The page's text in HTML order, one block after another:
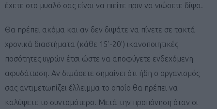
έχετε στο μυαλό σας είναι να πιείτε πριν να νιώσετε δίψα.
Θα πρέπει ακόμα και αν δεν διψάτε να πίνετε σε τακτά
χρονικά διαστήματα (κάθε 15’-20’) ικανοποιητικές
ποσότητες υγρών έτσι ώστε να αποφύγετε ενδεχόμενη
αφυδάτωση. Αν διψάσετε σημαίνει ότι ήδη ο οργανισμός
σας αντιμετωπίζει έλλειμμα το οποίο θα πρέπει να
καλύψετε το συντομότερο. Μετά την προπόνηση όταν οι